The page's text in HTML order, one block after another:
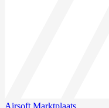
Airsoft Marktplaats